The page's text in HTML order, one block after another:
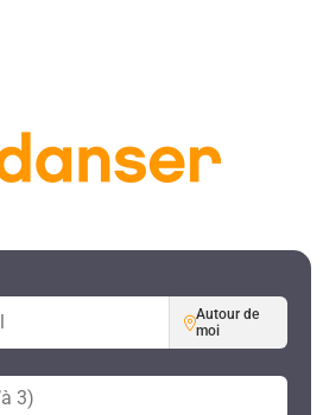
Autour de
moi